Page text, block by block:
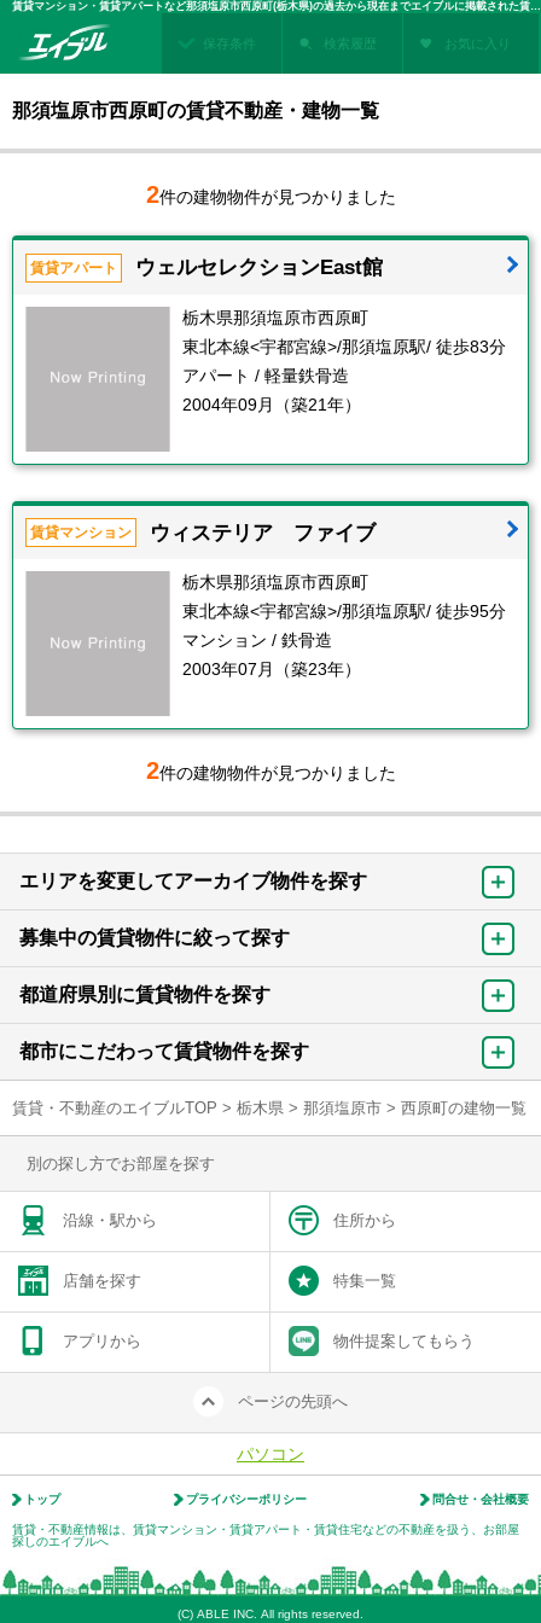
賃貸マンション・賃貸アパートなど那須塩原市西原町(栃木県)の過去から現在までエイブルに掲載された賃貸住宅情報・建物情報を検索！不動産賃貸を探すなら、お部屋探しのエイブル
保存条件 検索履歴 お気に入り
那須塩原市西原町の賃貸不動産・建物一覧
2件の建物物件が見つかりました
賃貸アパート ウェルセレクションEast館
栃木県那須塩原市西原町
東北本線<宇都宮線>/那須塩原駅/ 徒歩83分
アパート / 軽量鉄骨造
2004年09月（築21年）
賃貸マンション ウィステリア ファイブ
栃木県那須塩原市西原町
東北本線<宇都宮線>/那須塩原駅/ 徒歩95分
マンション / 鉄骨造
2003年07月（築23年）
2件の建物物件が見つかりました
エリアを変更してアーカイブ物件を探す
募集中の賃貸物件に絞って探す
都道府県別に賃貸物件を探す
都市にこだわって賃貸物件を探す
賃貸・不動産のエイブルTOP > 栃木県 > 那須塩原市 > 西原町の建物一覧
別の探し方でお部屋を探す
沿線・駅から 住所から
店舗を探す 特集一覧
アプリから 物件提案してもらう
ページの先頭へ
パソコン
トップ プライバシーポリシー 問合せ・会社概要
賃貸・不動産情報は、賃貸マンション・賃貸アパート・賃貸住宅などの不動産を扱う、お部屋
探しのエイブルへ
(C) ABLE INC. All rights reserved.